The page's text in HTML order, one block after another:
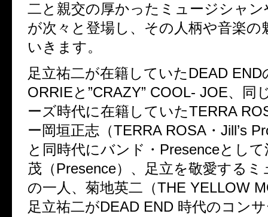
二と親交の厚かったミュージシャン
が次々と登場し、その人柄や音楽の
いきます。
足立祐二が在籍していたDEAD
ORRIEと”CRAZY” COOL- JOE、同
ーズ時代に在籍していたTERRA
ー岡垣正志（TERRA ROSA・Jill’s
と同時代にバンド・Presenceとし
茂（Presence）、足立を敬愛する
の一人、菊地英二（THE YELLOW
足立祐二がDEAD END 時代のコン